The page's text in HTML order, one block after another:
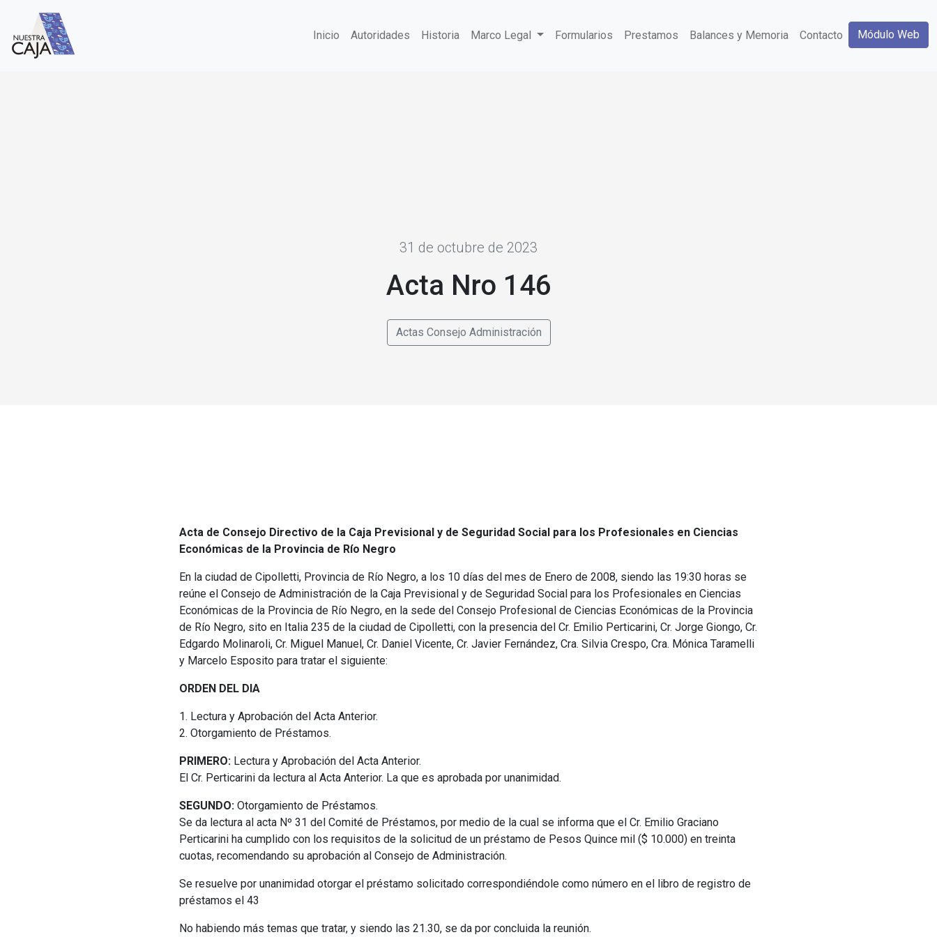
Inicio Autoridades Historia Marco Legal Formularios Prestamos Balances y Memoria Contacto Módulo Web
31 de octubre de 2023
Acta Nro 146
Actas Consejo Administración
Acta de Consejo Directivo de la Caja Previsional y de Seguridad Social para los Profesionales en Ciencias
Económicas de la Provincia de Río Negro
En la ciudad de Cipolletti, Provincia de Río Negro, a los 10 días del mes de Enero de 2008, siendo las 19:30 horas se
reúne el Consejo de Administración de la Caja Previsional y de Seguridad Social para los Profesionales en Ciencias
Económicas de la Provincia de Río Negro, en la sede del Consejo Profesional de Ciencias Económicas de la Provincia
de Río Negro, sito en Italia 235 de la ciudad de Cipolletti, con la presencia del Cr. Emilio Perticarini, Cr. Jorge Giongo, Cr.
Edgardo Molinaroli, Cr. Miguel Manuel, Cr. Daniel Vicente, Cr. Javier Fernández, Cra. Silvia Crespo, Cra. Mónica Taramelli
y Marcelo Esposito para tratar el siguiente:
ORDEN DEL DIA
1. Lectura y Aprobación del Acta Anterior.
2. Otorgamiento de Préstamos.
PRIMERO:Lectura y Aprobación del Acta Anterior.
El Cr. Perticarini da lectura al Acta Anterior. La que es aprobada por unanimidad.
SEGUNDO:Otorgamiento de Préstamos.
Se da lectura al acta Nº 31 del Comité de Préstamos, por medio de la cual se informa que el Cr. Emilio Graciano
Perticarini ha cumplido con los requisitos de la solicitud de un préstamo de Pesos Quince mil ($ 10.000) en treinta
cuotas, recomendando su aprobación al Consejo de Administración.
Se resuelve por unanimidad otorgar el préstamo solicitado correspondiéndole como número en el libro de registro de
préstamos el 43
No habiendo más temas que tratar, y siendo las 21.30, se da por concluida la reunión.